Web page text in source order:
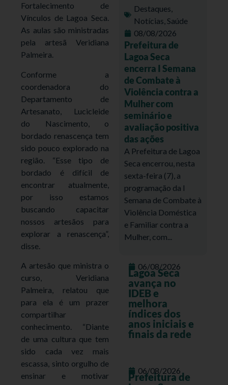
Fortalecimento de
Vínculos de Lagoa Seca.
As aulas são ministradas
pela artesã Veridiana
Palmeira.
Conforme a
coordenadora do
Departamento de
Artesanato, Lucicleide
do Nascimento, o
bordado renascença tem
sido pouco explorado na
região. “Esse tipo de
bordado é difícil de
encontrar atualmente,
por isso estamos
buscando capacitar
nossos artesãos para
explorar a renascença”,
disse.
A artesão que ministra o
curso, Veridiana
Palmeira, relatou que
para ela é um prazer
compartilhar
conhecimento. “Diante
de uma cultura que tem
sido cada vez mais
escassa, sinto orgulho de
ensinar e motivar
Destaques,
Notícias,Saúde
08/08/2026
Prefeitura de
Lagoa Seca
encerra I Semana
de Combate à
Violência contra a
Mulher com
seminário e
avaliação positiva
das ações
A Prefeitura de Lagoa
Seca encerrou, nesta
sexta-feira (7), a
programação da I
Semana de Combate à
Violência Doméstica
e Familiar contra a
Mulher, com...
06/08/2026
Lagoa Seca
avança no
IDEB e
melhora
índices dos
anos iniciais e
finais da rede
06/08/2026
Prefeitura de